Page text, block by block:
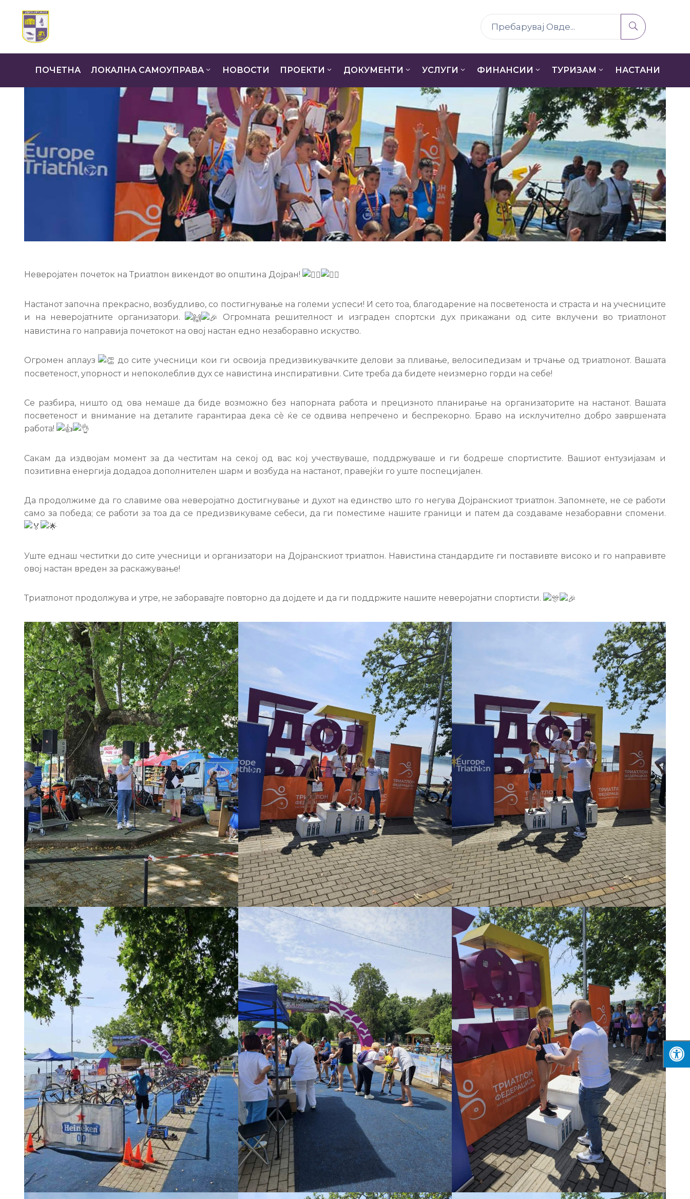
ПОЧЕТНА ЛОКАЛНА САМОУПРАВА НОВОСТИ ПРОЕКТИ ДОКУМЕНТИ УСЛУГИ ФИНАНСИИ ТУРИЗАМ НАСТАНИ
Неверојатен почеток на Триатлон викендот во општина Дојран!
Настанот започна прекрасно, возбудливо, со постигнување на големи успеси! И сето тоа, благодарение на посветеноста и страста и на учесниците
и на неверојатните организатори.
Огромната решителност и изграден спортски дух прикажани од сите вклучени во триатлонот
навистина го направија почетокот на овој настан едно незаборавно искуство.
Огромен аплауз
до сите учесници кои ги освоија предизвикувачките делови за пливање, велосипедизам и трчање од триатлонот. Вашата
посветеност, упорност и непоколеблив дух се навистина инспиративни. Сите треба да бидете неизмерно горди на себе!
Се разбира, ништо од ова немаше да биде возможно без напорната работа и прецизното планирање на организаторите на настанот. Вашата
посветеност и внимание на деталите гарантираа дека сè ќе се одвива непречено и беспрекорно. Браво на исклучително добро завршената
работа!
Сакам да издвојам момент за да честитам на секој од вас кој учествуваше, поддржуваше и ги бодреше спортистите. Вашиот ентузијазам и
позитивна енергија додадоа дополнителен шарм и возбуда на настанот, правејќи го уште поспецијален.
Да продолжиме да го славиме ова неверојатно достигнување и духот на единство што го негува Дојранскиот триатлон. Запомнете, не се работи
само за победа; се работи за тоа да се предизвикуваме себеси, да ги поместиме нашите граници и патем да создаваме незаборавни спомени.
Уште еднаш честитки до сите учесници и организатори на Дојранскиот триатлон. Навистина стандардите ги поставивте високо и го направивте
овој настан вреден за раскажување!
Триатлонот продолжува и утре, не заборавајте повторно да дојдете и да ги поддржите нашите неверојатни спортисти.